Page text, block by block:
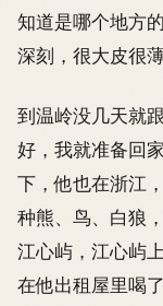
知道是哪个地方
深刻，很大皮很
到温岭没几天就
好，我就准备回
下，他也在浙江
种熊、鸟、白狼
江心屿，江心屿
在他出租屋里喝